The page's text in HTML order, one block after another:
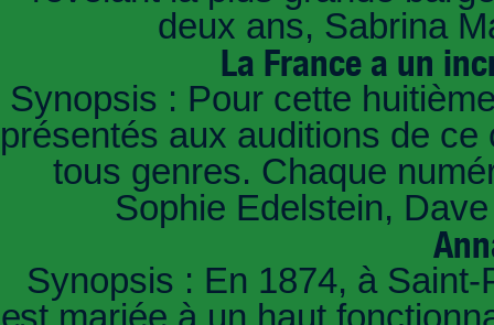
deux ans, Sabrina
La France a un
Synopsis : Pour cette
présentés aux auditions de
tous genres. Chaque
Sophie Edelstein,
Synopsis : En 1874, à